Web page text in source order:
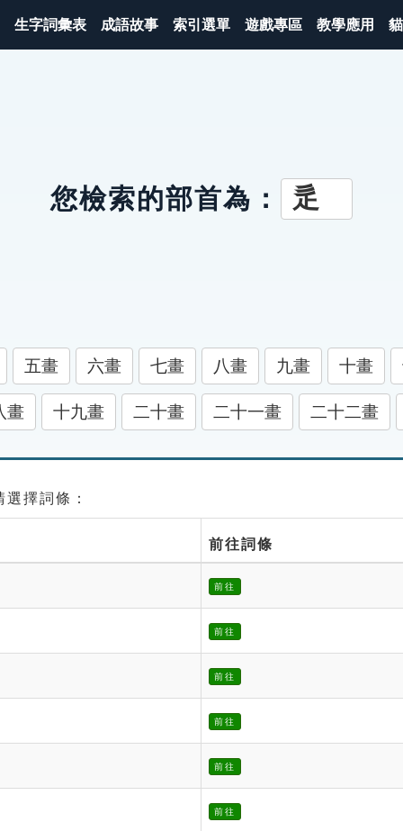
生字詞彙表 成語故事 索引選單 遊戲專區 教學應用
您檢索的部首為： 辵
五畫 六畫 七畫 八畫 九畫 十畫
畫 十九畫 二十畫 二十一畫 二十二畫
擇詞條：
前往詞條
前往
前往
前往
前往
前往
前往